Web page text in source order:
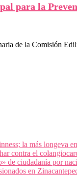
para la
de la Comisión
la más longeva
contra el
de ciudadanía por
en